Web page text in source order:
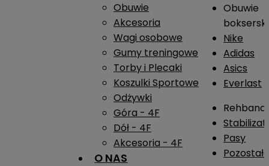
Obuwie
Akcesoria
Wagi osobowe
Gumy treningowe
Torby i Plecaki
Koszulki Sportowe
Odżywki
Góra - 4F
Dół - 4F
Akcesoria - 4F
O NAS
Obuwie
Nike
Adidas
Asics
Everlast
Rehband
Pasy